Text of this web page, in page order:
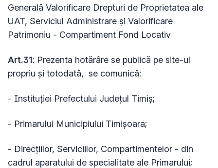
Generală Valorificare Drepturi de Proprietatea ale
UAT, Serviciul Administrare și Valorificare
Patrimoniu - Compartiment Fond Locativ
Art.31: Prezenta hotărâre se publică pe site-ul
propriu și totodată, se comunică:
- Instituției Prefectului Județul Timiș;
- Primarului Municipiului Timișoara;
- Direcțiilor, Serviciilor, Compartimentelor - din
cadrul aparatului de specialitate ale Primarului;